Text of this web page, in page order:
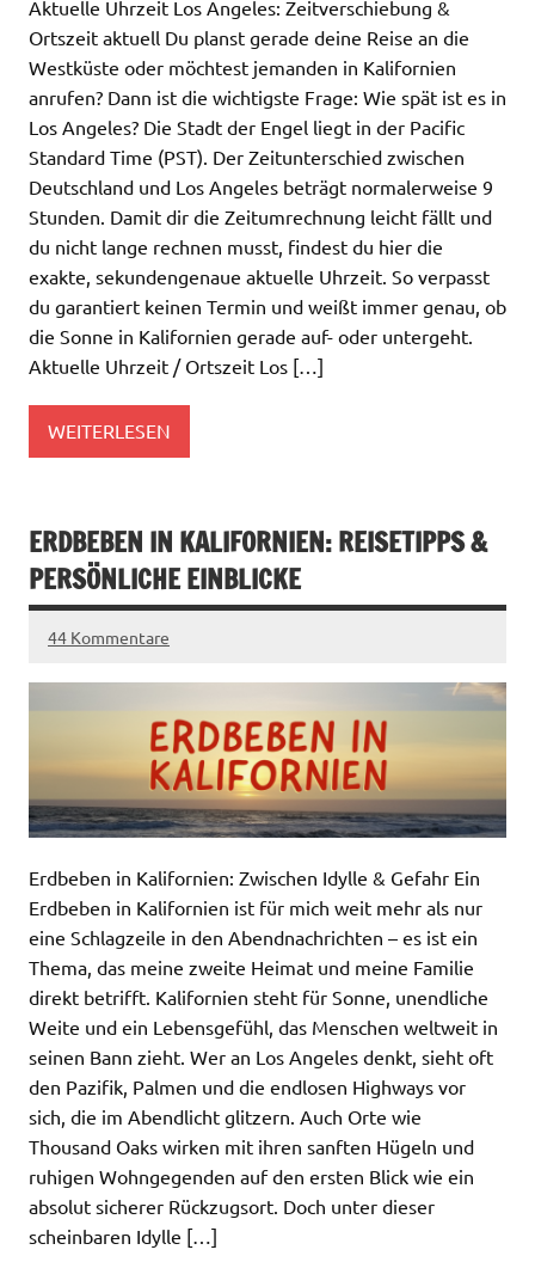
Aktuelle Uhrzeit Los Angeles: Zeitverschiebung &
Ortszeit aktuell Du planst gerade deine Reise an die
Westküste oder möchtest jemanden in Kalifornien
anrufen? Dann ist die wichtigste Frage: Wie spät ist es in
Los Angeles? Die Stadt der Engel liegt in der Pacific
Standard Time (PST). Der Zeitunterschied zwischen
Deutschland und Los Angeles beträgt normalerweise 9
Stunden. Damit dir die Zeitumrechnung leicht fällt und
du nicht lange rechnen musst, findest du hier die
exakte, sekundengenaue aktuelle Uhrzeit. So verpasst
du garantiert keinen Termin und weißt immer genau, ob
die Sonne in Kalifornien gerade auf- oder untergeht.
Aktuelle Uhrzeit / Ortszeit Los […]
WEITERLESEN
ERDBEBEN IN KALIFORNIEN: REISETIPPS &
PERSÖNLICHE EINBLICKE
44 Kommentare
Erdbeben in Kalifornien: Zwischen Idylle & Gefahr Ein
Erdbeben in Kalifornien ist für mich weit mehr als nur
eine Schlagzeile in den Abendnachrichten – es ist ein
Thema, das meine zweite Heimat und meine Familie
direkt betrifft. Kalifornien steht für Sonne, unendliche
Weite und ein Lebensgefühl, das Menschen weltweit in
seinen Bann zieht. Wer an Los Angeles denkt, sieht oft
den Pazifik, Palmen und die endlosen Highways vor
sich, die im Abendlicht glitzern. Auch Orte wie
Thousand Oaks wirken mit ihren sanften Hügeln und
ruhigen Wohngegenden auf den ersten Blick wie ein
absolut sicherer Rückzugsort. Doch unter dieser
scheinbaren Idylle […]